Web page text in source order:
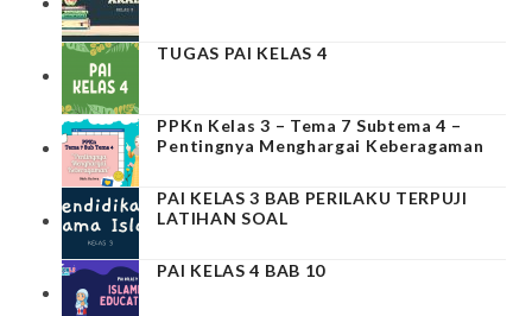
TUGAS PAI KELAS 4
PPKn Kelas 3 – Tema 7 Subtema 4 –
Pentingnya Menghargai Keberagaman
PAI KELAS 3 BAB PERILAKU TERPUJI
LATIHAN SOAL
PAI KELAS 4 BAB 10